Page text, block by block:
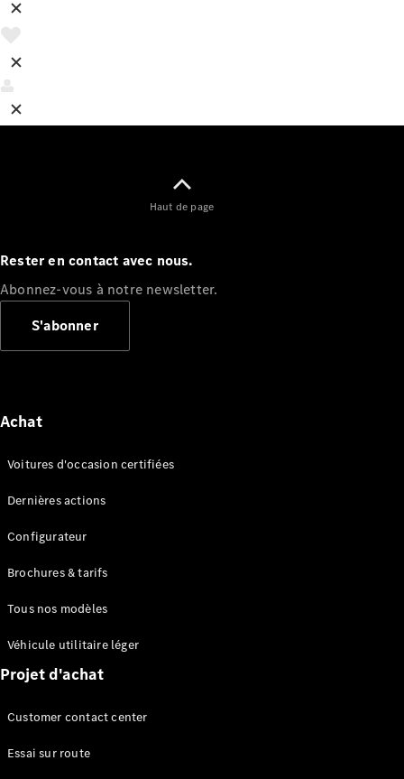
Haut de page
Rester en contact avec nous.
Abonnez-vous à notre newsletter.
S'abonner
Achat
Voitures d'occasion certifiées
Dernières actions
Configurateur
Brochures & tarifs
Tous nos modèles
Véhicule utilitaire léger
Projet d'achat
Customer contact center
Essai sur route